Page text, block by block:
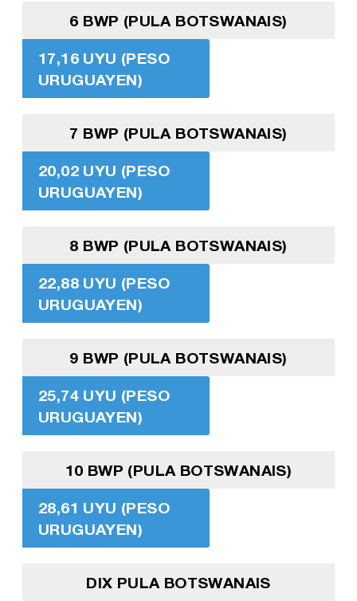
6 BWP (PULA BOTSWANAIS)
17,16 UYU (PESO
URUGUAYEN)
7 BWP (PULA BOTSWANAIS)
20,02 UYU (PESO
URUGUAYEN)
8 BWP (PULA BOTSWANAIS)
22,88 UYU (PESO
URUGUAYEN)
9 BWP (PULA BOTSWANAIS)
25,74 UYU (PESO
URUGUAYEN)
10 BWP (PULA BOTSWANAIS)
28,61 UYU (PESO
URUGUAYEN)
DIX PULA BOTSWANAIS